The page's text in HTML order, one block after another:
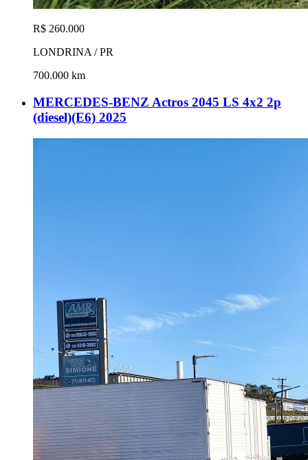
R$ 260.000
LONDRINA / PR
700.000 km
MERCEDES-BENZ Actros 2045 LS 4x2 2p
(diesel)(E6) 2025